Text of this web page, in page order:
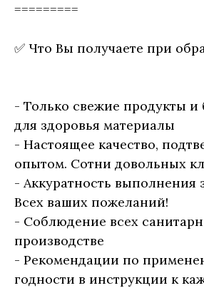
=========
✅ Что Вы получаете при
- Только свежие продукты и
для здоровья материалы
- Настоящее качество,
опытом. Сотни довольных
- Аккуратность выполнения
Всех ваших пожеланий!
- Соблюдение всех
производстве
- Рекомендации по
годности в инструкции к